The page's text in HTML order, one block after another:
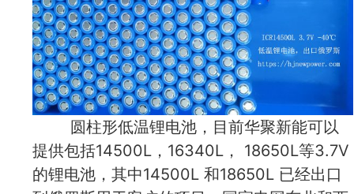
圆柱形低温锂电池，目前华聚新能可以
提供包括14500L，16340L， 18650L等3.7V
的锂电池，其中14500L 和18650L 已经出口